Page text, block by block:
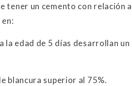
tener un cemento con relación a
la edad de 5 días desarrollan un
blancura superior al 75%.